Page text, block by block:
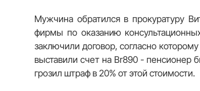
Мужчина обратился в прокуратуру
фирмы по оказанию
заключили договор, согласно
выставили счет на Br890 - пенсионер
грозил штраф в 20% от этой стоимости.